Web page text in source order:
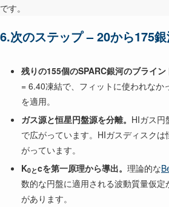
です。
6.次のステップ – 20から175
残りの155個のSPARC銀河のブライン
= 6.40凍結で、フィットに使われな
を適用。
ガス源と恒星円盤源を分離。 HIガス円
で広がっています。HIガスディスク
がっています。
K0とcを第一原理から導出。 理論的な
数的な円盤に適用される波動質量仮定
があります。